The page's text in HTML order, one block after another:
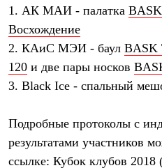
Утепленная пухом
Брюки
Жилеты
Куртки
Брюки
Софтшелл одежда
Куртки
Брюки
Лёгкая одежда
1. АК МАИ - палатка
Восхождение
2. КАиС МЭИ - баул BASK
120 и две пары носков
3. Black Ice - cпальный
Подробные протоколы с
результатами участников
ссылке: Кубок клубов 2018